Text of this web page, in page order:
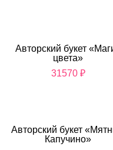
Авторский букет
цвета»
31570 ₽
Авторский букет
Капучино»